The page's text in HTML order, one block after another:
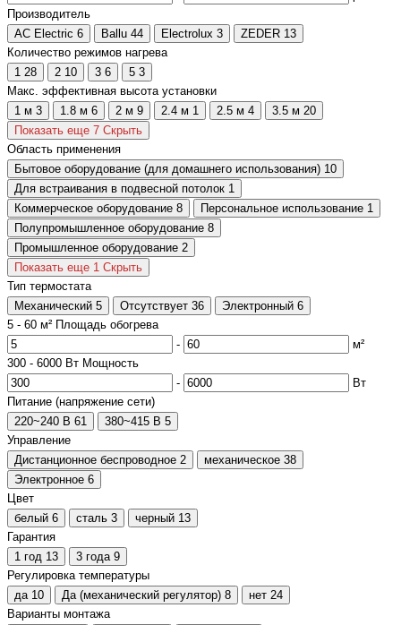
Производитель
AC Electric 6 Ballu 44 Electrolux 3 ZEDER 13
Количество режимов нагрева
1 28 2 10 3 6 5 3
Макс. эффективная высота установки
1 м 3 1.8 м 6 2 м 9 2.4 м 1 2.5 м 4 3.5 м 20
Показать еще 7 Скрыть
Область применения
Бытовое оборудование (для домашнего использования) 10
Для встраивания в подвесной потолок 1
Коммерческое оборудование 8 Персональное использование 1
Полупромышленное оборудование 8
Промышленное оборудование 2
Показать еще 1 Скрыть
Тип термостата
Механический 5 Отсутствует 36 Электронный 6
5 - 60 м²
Площадь обогрева
-
м²
300 - 6000 Вт Мощность
-
Вт
Питание (напряжение сети)
220~240 В 61 380~415 В 5
Управление
Дистанционное беспроводное 2 механическое 38
Электронное 6
Цвет
белый 6 сталь 3 черный 13
Гарантия
1 год 13 3 года 9
Регулировка температуры
да 10 Да (механический регулятор) 8 нет 24
Варианты монтажа